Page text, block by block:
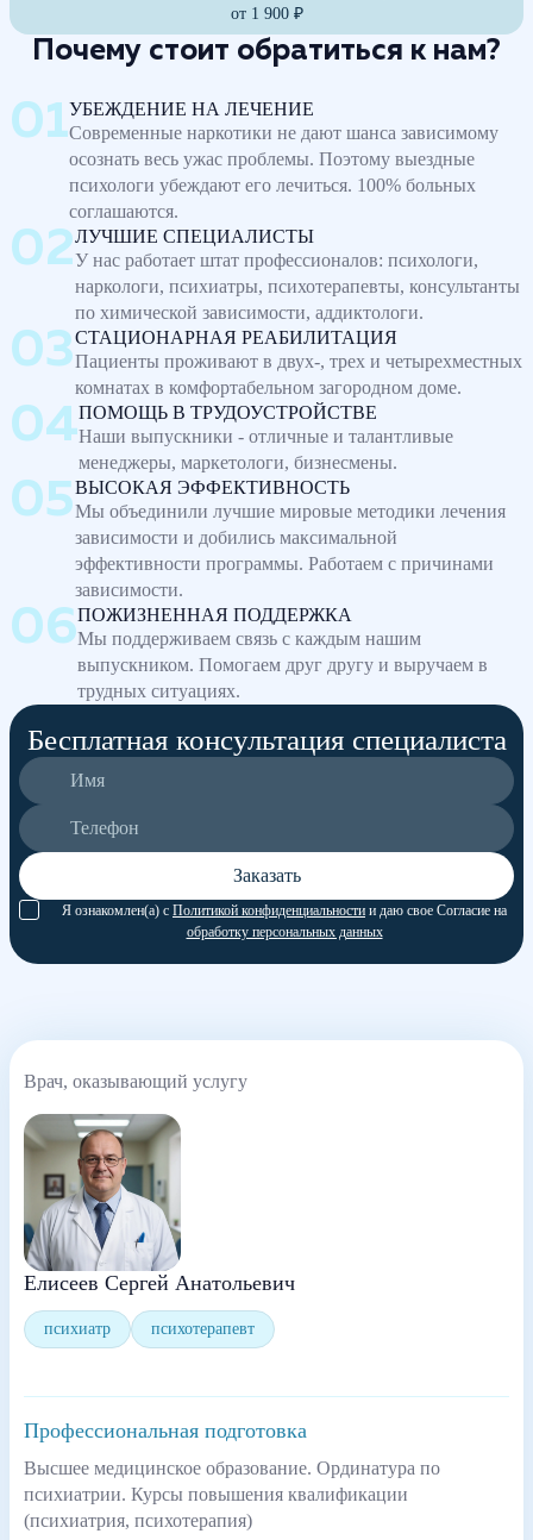
от 1 900 ₽
Почему стоит обратиться к нам?
УБЕЖДЕНИЕ НА ЛЕЧЕНИЕ
Современные наркотики не дают шанса зависимому
осознать весь ужас проблемы. Поэтому выездные
психологи убеждают его лечиться. 100% больных
соглашаются.
ЛУЧШИЕ СПЕЦИАЛИСТЫ
У нас работает штат профессионалов: психологи,
наркологи, психиатры, психотерапевты, консультанты
по химической зависимости, аддиктологи.
СТАЦИОНАРНАЯ РЕАБИЛИТАЦИЯ
Пациенты проживают в двух-, трех и четырехместных
комнатах в комфортабельном загородном доме.
ПОМОЩЬ В ТРУДОУСТРОЙСТВЕ
Наши выпускники - отличные и талантливые
менеджеры, маркетологи, бизнесмены.
ВЫСОКАЯ ЭФФЕКТИВНОСТЬ
Мы объединили лучшие мировые методики лечения
зависимости и добились максимальной
эффективности программы. Работаем с причинами
зависимости.
ПОЖИЗНЕННАЯ ПОДДЕРЖКА
Мы поддерживаем связь с каждым нашим
выпускником. Помогаем друг другу и выручаем в
трудных ситуациях.
Бесплатная консультация специалиста
Заказать
Я ознакомлен(а) с Политикой конфиденциальности и даю свое Согласие на
обработку персональных данных
Врач, оказывающий услугу
Елисеев Сергей Анатольевич
психиатр психотерапевт
Профессиональная подготовка
Высшее медицинское образование. Ординатура по
психиатрии. Курсы повышения квалификации
(психиатрия, психотерапия)